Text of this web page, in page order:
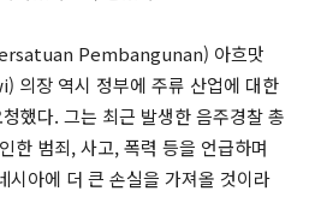
Pembangunan) 아흐맛
의장 역시 정부에 주류 산업에 대한
했다. 그는 최근 발생한 음주경찰 총
한 범죄, 사고, 폭력 등을 언급하며
시아에 더 큰 손실을 가져올 것이라